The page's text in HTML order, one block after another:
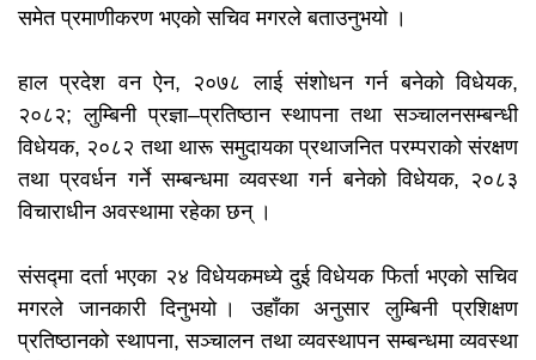
समेत प्रमाणीकरण भएको सचिव मगरले बताउनुभयो ।
हाल प्रदेश वन ऐन, २०७८ लाई संशोधन गर्न बनेको विधेयक,
२०८२; लुम्बिनी प्रज्ञा–प्रतिष्ठान स्थापना तथा सञ्चालनसम्बन्धी
विधेयक, २०८२ तथा थारू समुदायका प्रथाजनित परम्पराको संरक्षण
तथा प्रवर्धन गर्ने सम्बन्धमा व्यवस्था गर्न बनेको विधेयक, २०८३
विचाराधीन अवस्थामा रहेका छन् ।
संसद्मा दर्ता भएका २४ विधेयकमध्ये दुई विधेयक फिर्ता भएको सचिव
मगरले जानकारी दिनुभयो । उहाँका अनुसार लुम्बिनी प्रशिक्षण
प्रतिष्ठानको स्थापना, सञ्चालन तथा व्यवस्थापन सम्बन्धमा व्यवस्था